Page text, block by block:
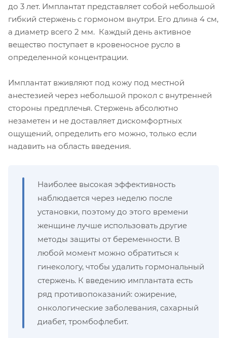
до 3 лет. Имплантат представляет собой небольшой
гибкий стержень с гормоном внутри. Его длина 4 см,
а диаметр всего 2 мм. Каждый день активное
вещество поступает в кровеносное русло в
определенной концентрации.
Имплантат вживляют под кожу под местной
анестезией через небольшой прокол с внутренней
стороны предплечья. Стержень абсолютно
незаметен и не доставляет дискомфортных
ощущений, определить его можно, только если
надавить на область введения.
Наиболее высокая эффективность
наблюдается через неделю после
установки, поэтому до этого времени
женщине лучше использовать другие
методы защиты от беременности. В
любой момент можно обратиться к
гинекологу, чтобы удалить гормональный
стержень. К введению имплантата есть
ряд противопоказаний: ожирение,
онкологические заболевания, сахарный
диабет, тромбофлебит.